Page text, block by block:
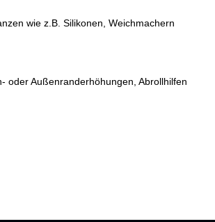
wie z.B. Silikonen, Weichmachern
oder Außenranderhöhungen, Abrollhilfen